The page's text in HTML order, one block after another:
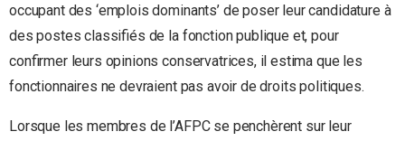
occupant des ‘emplois dominants’ de poser leur candidature à
des postes classifiés de la fonction publique et, pour
confirmer leurs opinions conservatrices, il estima que les
fonctionnaires ne devraient pas avoir de droits politiques.
Lorsque les membres de l’AFPC se penchèrent sur leur